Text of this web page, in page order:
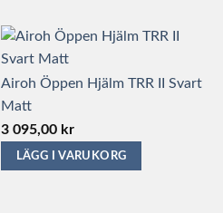
Airoh Öppen Hjälm TRR II Svart
Matt
3 095,00 kr
LÄGG I VARUKORG